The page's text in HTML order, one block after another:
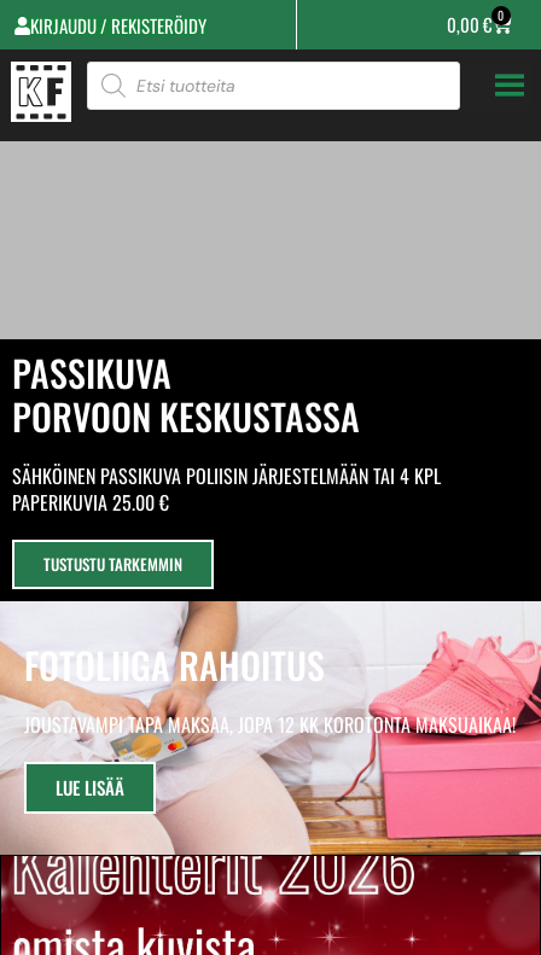
KIRJAUDU / REKISTERÖIDY 0,00€ 0
TARJOUKSIIN
TÄSTÄ
PASSIKUVA
PORVOON KESKUSTASSA
SÄHKÖINEN PASSIKUVA POLIISIN JÄRJESTELMÄÄN TAI 4 KPL
PAPERIKUVIA 25.00 €
TUSTUSTU TARKEMMIN
FOTOLIIGA RAHOITUS
JOUSTAVAMPI TAPA MAKSAA, JOPA 12 KK KOROTONTA MAKSUAIKAA!
LUE LISÄÄ